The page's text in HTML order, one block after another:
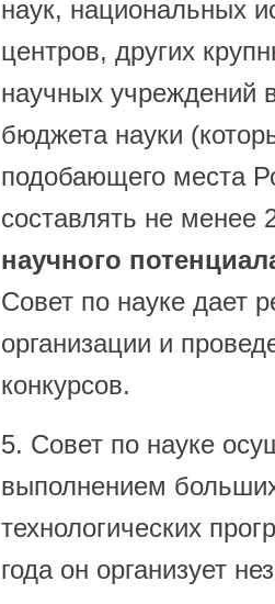
наук, национальных
центров, других
научных учреждений
бюджета науки
подобающего места
составлять не менее
научного
Совет по науке дает
организации и
конкурсов.
5. Совет по науке
выполнением
технологических
года он организует